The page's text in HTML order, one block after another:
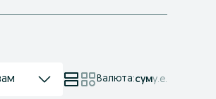
Валюта:суму.е.